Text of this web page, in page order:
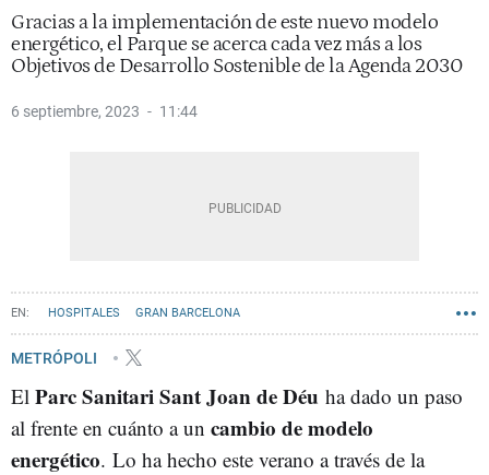
Gracias a la implementación de este nuevo modelo
energético, el Parque se acerca cada vez más a los
Objetivos de Desarrollo Sostenible de la Agenda 2030
6 septiembre, 2023 11:44
HOSPITALES GRAN BARCELONA
METRÓPOLI
El Parc Sanitari Sant Joan de Déu ha dado un paso
al frente en cuánto a un cambio de modelo
energético. Lo ha hecho este verano a través de la